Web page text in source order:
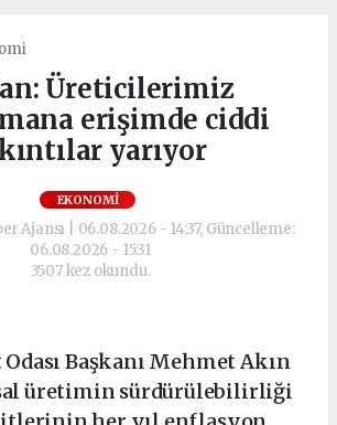
Üreticilerimiz
erişimde ciddi
yarıyor
EKONOMI
Ajansı | 06.08.2026 - 14:37, Güncelleme:
06.08.2026 - 15:31
3507 kez okundu.
Başkanı Mehmet Akın
üretimin sürdürülebilirliği